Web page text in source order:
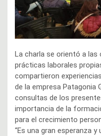
La charla se orientó a las
prácticas laborales
compartieron
de la empresa Patagonia
consultas de los
importancia de la
para el crecimiento
“Es una gran esperanza